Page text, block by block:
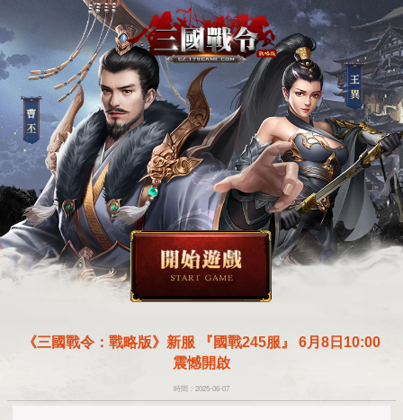
《三國戰令：戰略版》新服 『國戰245服』 6月8日10:00
震憾開啟
時間：2025-06-07